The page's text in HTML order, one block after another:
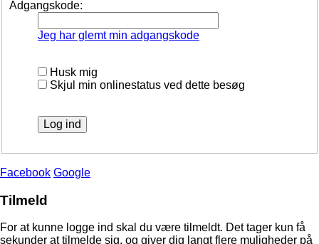
Adgangskode:
Jeg har glemt min adgangskode
Husk mig
Skjul min onlinestatus ved dette besøg
Facebook Google
Tilmeld
For at kunne logge ind skal du være tilmeldt. Det tager kun få
sekunder at tilmelde sig, og giver dig langt flere muligheder på